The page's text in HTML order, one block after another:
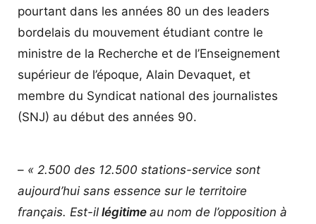
pourtant dans les années 80 un des leaders
bordelais du mouvement étudiant contre le
ministre de la Recherche et de l’Enseignement
supérieur de l’époque, Alain Devaquet, et
membre du Syndicat national des journalistes
(SNJ) au début des années 90.
– « 2.500 des 12.500 stations-service sont
aujourd’hui sans essence sur le territoire
français. Est-il légitime au nom de l’opposition à